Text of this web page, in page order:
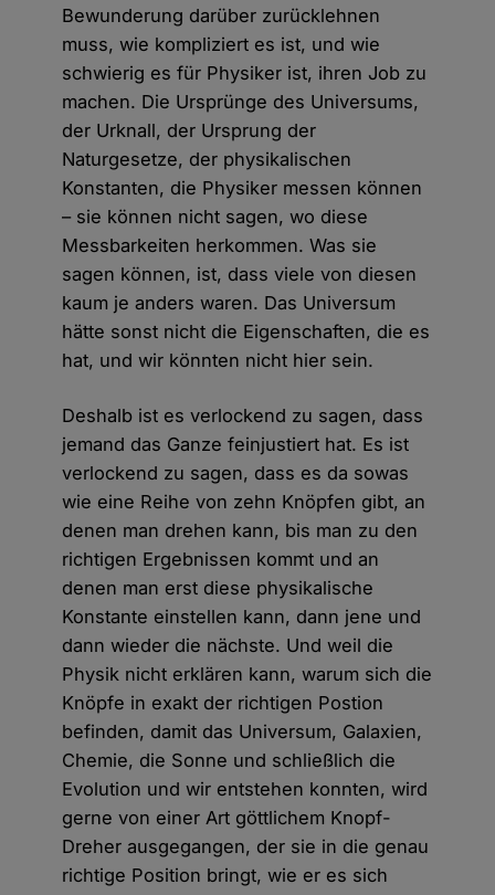
Bewunderung darüber zurücklehnen
muss, wie kompliziert es ist, und wie
schwierig es für Physiker ist, ihren Job zu
machen. Die Ursprünge des Universums,
der Urknall, der Ursprung der
Naturgesetze, der physikalischen
Konstanten, die Physiker messen können
– sie können nicht sagen, wo diese
Messbarkeiten herkommen. Was sie
sagen können, ist, dass viele von diesen
kaum je anders waren. Das Universum
hätte sonst nicht die Eigenschaften, die es
hat, und wir könnten nicht hier sein.
Deshalb ist es verlockend zu sagen, dass
jemand das Ganze feinjustiert hat. Es ist
verlockend zu sagen, dass es da sowas
wie eine Reihe von zehn Knöpfen gibt, an
denen man drehen kann, bis man zu den
richtigen Ergebnissen kommt und an
denen man erst diese physikalische
Konstante einstellen kann, dann jene und
dann wieder die nächste. Und weil die
Physik nicht erklären kann, warum sich die
Knöpfe in exakt der richtigen Postion
befinden, damit das Universum, Galaxien,
Chemie, die Sonne und schließlich die
Evolution und wir entstehen konnten, wird
gerne von einer Art göttlichem Knopf-
Dreher ausgegangen, der sie in die genau
richtige Position bringt, wie er es sich